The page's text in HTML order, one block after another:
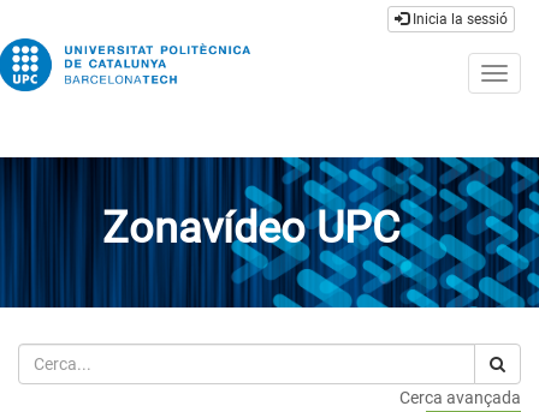
Inicia la sessió
Zonavídeo UPC
Cerca
Cerca avançada